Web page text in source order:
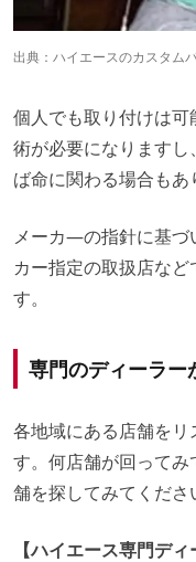
出典： ハイエースのカスタム
個人でも取り付けは
術が必要になりますし
ば命に関わる場合もあ
メーカ―の指針に基づ
カー指定の取扱店な
す。
専門のディーラー
各地域にある店舗をリ
す。何店舗が回って
舗を探してみてくださ
【ハイエース専門デ